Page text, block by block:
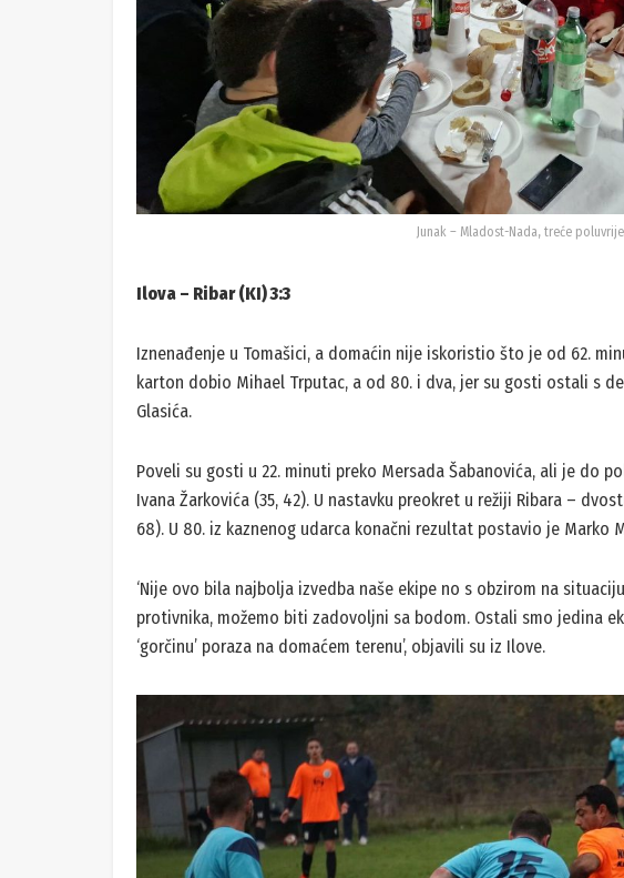
Junak – Mladost-Nada, treće
Ilova – Ribar (KI) 3:3
Iznenađenje u Tomašici, a domaćin nije iskoristio što je od 62.
karton dobio Mihael Trputac, a od 80. i dva, jer su gosti ostali s
Glasića.
Poveli su gosti u 22. minuti preko Mersada Šabanovića, ali je do
Ivana Žarkovića (35, 42). U nastavku preokret u režiji Ribara –
68). U 80. iz kaznenog udarca konačni rezultat postavio je Marko
‘Nije ovo bila najbolja izvedba naše ekipe no s obzirom na
protivnika, možemo biti zadovoljni sa bodom. Ostali smo jedina
‘gorčinu’ poraza na domaćem terenu’, objavili su iz Ilove.